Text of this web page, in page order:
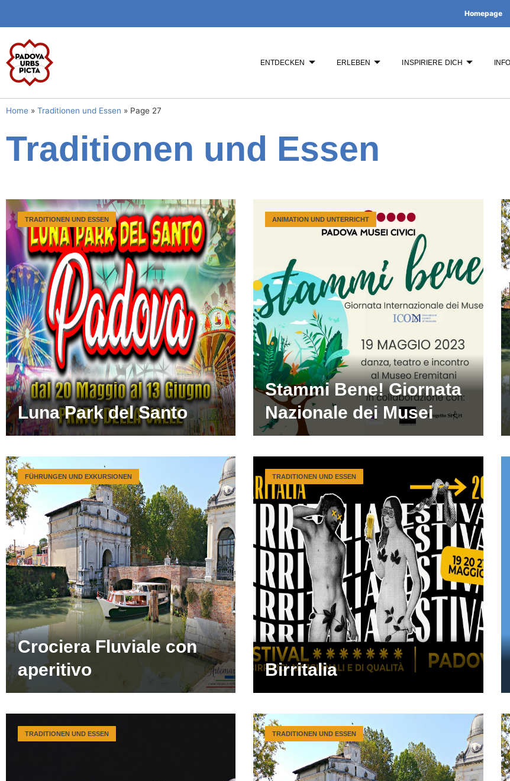
Homepage
ENTDECKEN ERLEBEN INSPIRIERE DICH INFO
Home » Traditionen und Essen » Page 27
Traditionen und Essen
Luna Park del Santo
TRADITIONEN UND ESSEN
Stammi Bene! Giornata
Nazionale dei Musei
ANIMATION UND UNTERRICHT
Crociera Fluviale con
aperitivo
FÜHRUNGEN UND EXKURSIONEN
Birritalia
TRADITIONEN UND ESSEN
TRADITIONEN UND ESSEN TRADITIONEN UND ESSEN